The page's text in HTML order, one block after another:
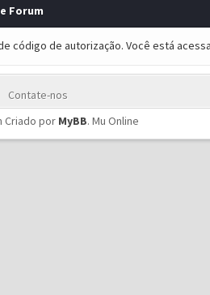
Forum
código de autorização. Você está
Contate-nos
Criado por MyBB. Mu Online